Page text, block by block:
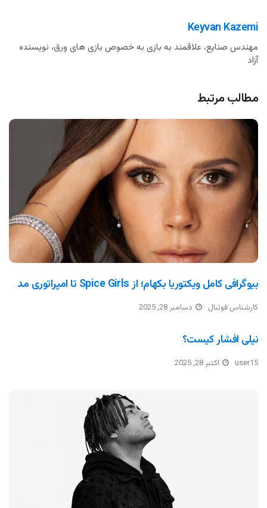
Keyvan Kazemi
مهندس صنایع، علاقمند به بازی به خصوص بازی های ورق، نویسنده
آزاد
مطالب مرتبط
بیوگرافی کامل ویکتوریا بکهام؛ از Spice Girls تا امپراتوری مد
کارشناس فوتبال دسامبر 28, 2025
نیلی افشار کیست؟
user15 اکتبر 28, 2025